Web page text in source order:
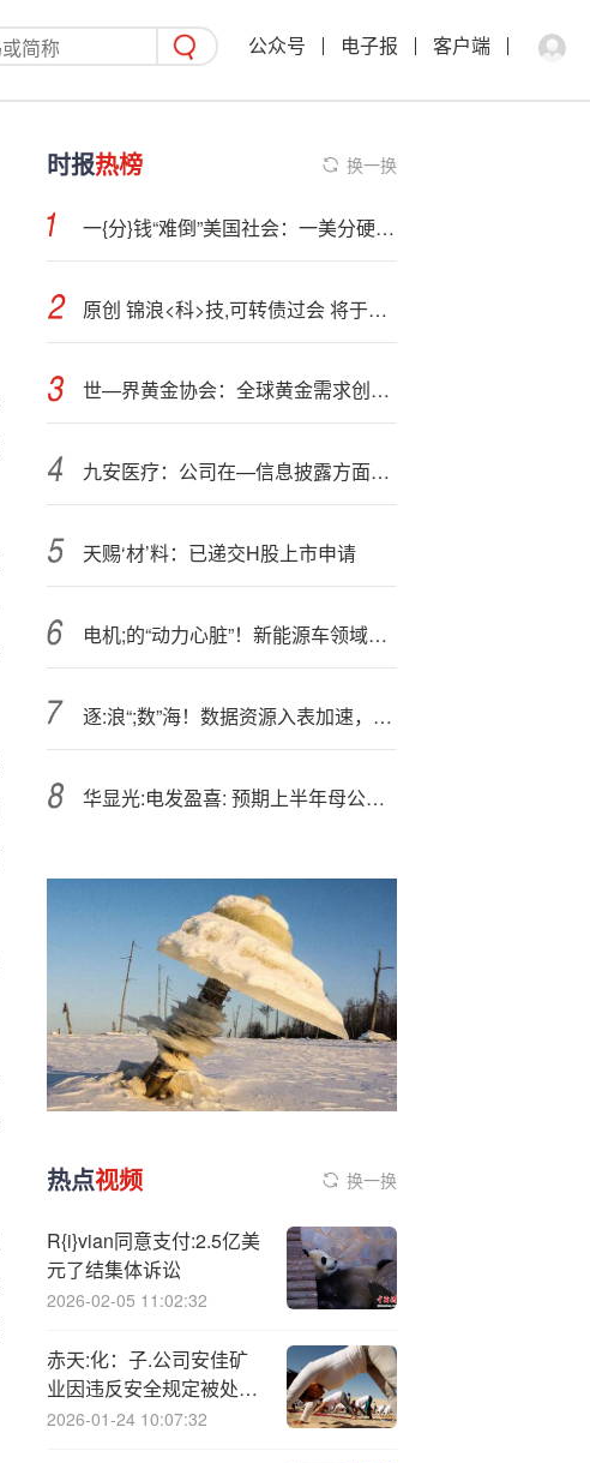
公众号 电子报 客户端
时报热榜 换一换
一{分}钱“难倒”美国社会：一美分硬币短缺冲击各地零售商业
原创 锦浪<科>技,可转债过会 将于深交所上市
世—界黄金协会：全球黄金需求创历史新高，投资需求激增47%
九安医疗：公司在—信息披露方面?遵守相关法律法规要求
天赐‘材’料：已递交H股上市申请
电机;的“动力心脏”！新能源车领域居前三，还将拓展机器人+商业航天等领域
逐:浪“;数”海！数据资源入表加速，5家A股公司“家底”上亿
华显光:电发盈喜: 预期上半年母公司拥有人应占溢利同比增加不少于600%
热点视频 换一换
R{i}vian同意支付:2.5亿美
元了结集体诉讼
2026-02-05 11:02:32
赤天:化：子.公司安佳矿
业因违反安全规定被处
罚，被责令停产整顿3日
2026-01-24 10:07:32